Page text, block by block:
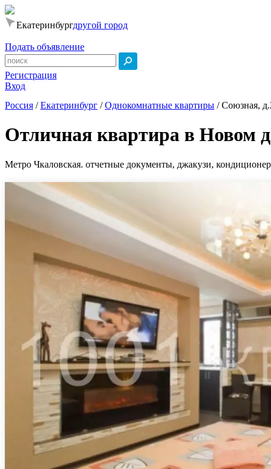
Екатеринбургдругой город
Подать объявление
Регистрация
Вход
Россия /Екатеринбург /Однокомнатные квартиры /Союзная,
Отличная квартира в Новом
Метро Чкаловская. отчетные документы, джакузи,